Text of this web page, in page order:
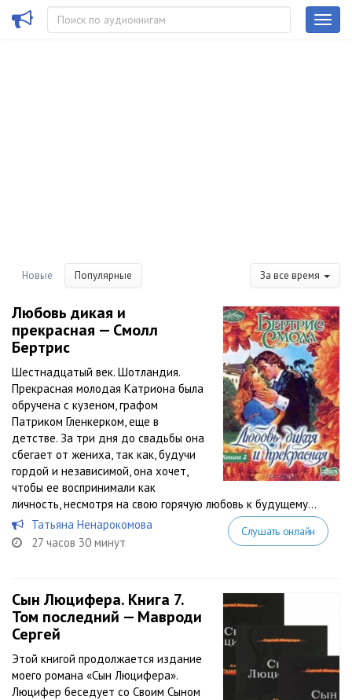
Новые Популярные За все время
Любовь дикая и
прекрасная — Смолл
Бертрис
Шестнадцатый век. Шотландия.
Прекрасная молодая Катриона была
обручена с кузеном, графом
Патриком Гленкерком, еще в
детстве. За три дня до свадьбы она
сбегает от жениха, так как, будучи
гордой и независимой, она хочет,
чтобы ее воспринимали как
личность, несмотря на свою горячую любовь к будущему...
Татьяна Ненарокомова
27 часов 30 минут
Слушать онлайн
Сын Люцифера. Книга 7.
Том последний — Мавроди
Сергей
Этой книгой продолжается издание
моего романа «Сын Люцифера».
Люцифер беседует со Своим Сыном